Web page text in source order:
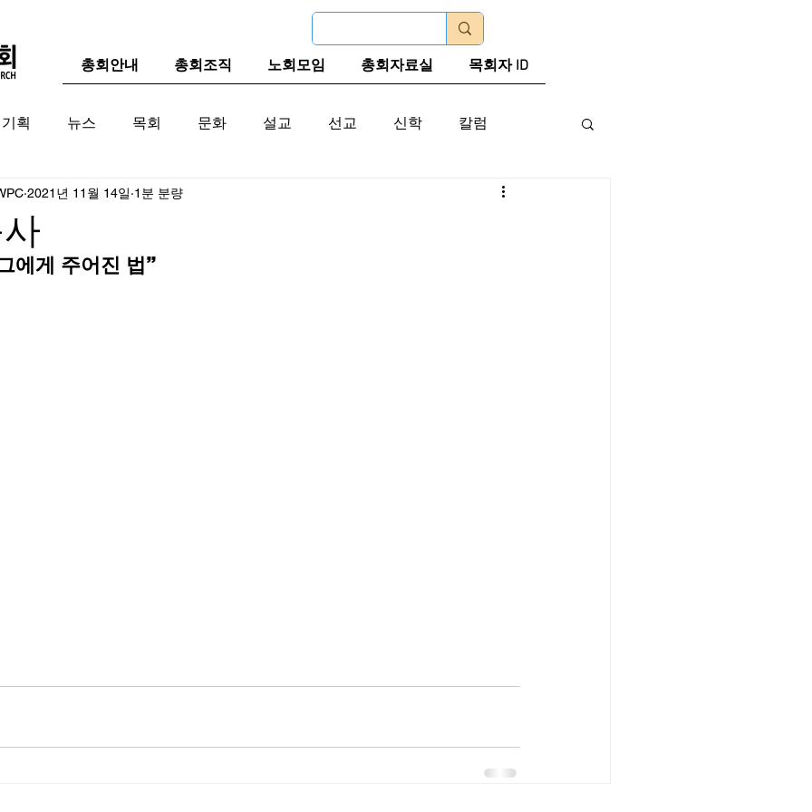
총회안내 총회조직 노회모임 총회자료실 목회자 ID
기획 뉴스 목회 문화 설교 선교 신학 칼럼
한국 교계 교단역사
2021년 11월 14일 1분 분량
에게 주어진 법”